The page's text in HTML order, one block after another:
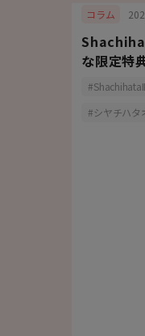
コラム
な限定特
シヤチハタ